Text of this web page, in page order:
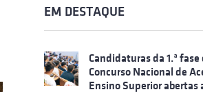
EM DESTAQUE
Candidaturas da 1.ª fase
Concurso Nacional de
Ensino Superior abertas